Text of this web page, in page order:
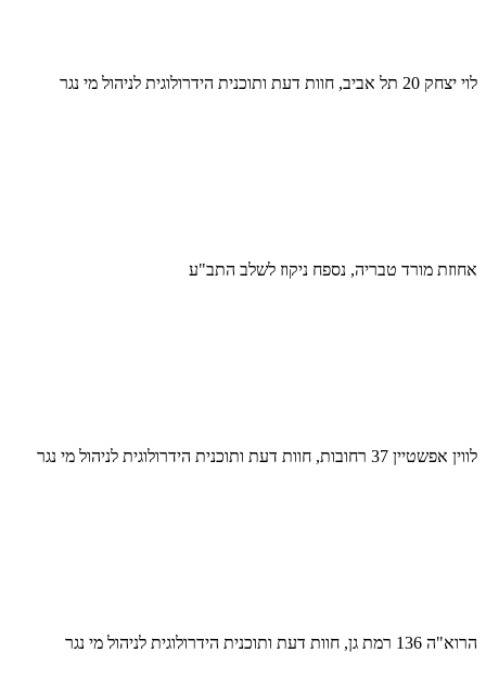
לוי יצחק 20 תל אביב, חוות דעת ותוכנית הידרולוגית לניהול מי נגר
אחוזת מורד טבריה, נספח ניקוז לשלב התב"ע
לווין אפשטיין 37 רחובות, חוות דעת ותוכנית הידרולוגית לניהול מי נגר
הרוא"ה 136 רמת גן, חוות דעת ותוכנית הידרולוגית לניהול מי נגר